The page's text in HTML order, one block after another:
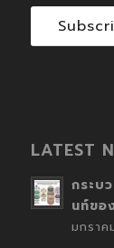
LATEST
กระบ
นท์ขอ
มกรา